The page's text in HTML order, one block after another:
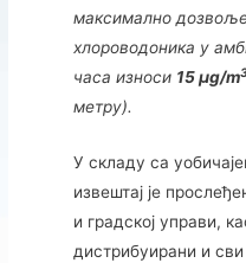
максимално
хлороводоника у
часа износи 15 µg/m
метру).
У складу са
извештај је
и градској управи,
дистрибуирани и